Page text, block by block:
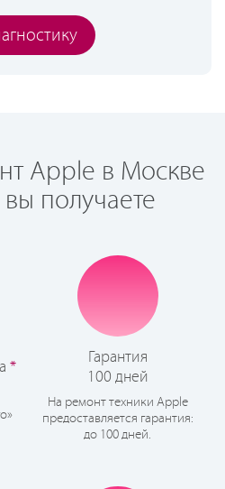
Apple в Москве
получаете
*
Гарантия
100 дней
На ремонт техники Apple
предоставляется гарантия:
до 100 дней.